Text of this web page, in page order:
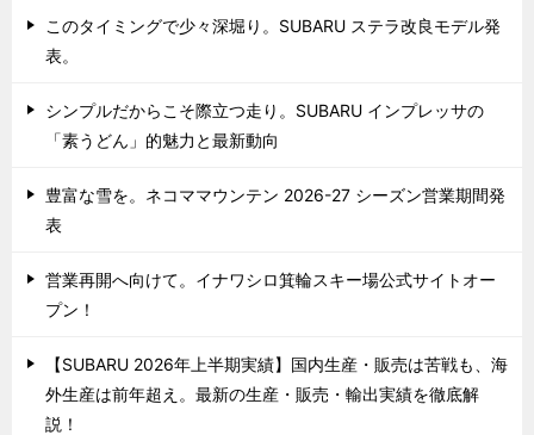
このタイミングで少々深堀り。SUBARU ステラ改良モデル発
表。
シンプルだからこそ際立つ走り。SUBARU インプレッサの
「素うどん」的魅力と最新動向
豊富な雪を。ネコママウンテン 2026-27 シーズン営業期間発
表
営業再開へ向けて。イナワシロ箕輪スキー場公式サイトオー
プン！
【SUBARU 2026年上半期実績】国内生産・販売は苦戦も、海
外生産は前年超え。最新の生産・販売・輸出実績を徹底解
説！